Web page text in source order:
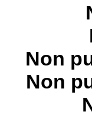
Non
Non